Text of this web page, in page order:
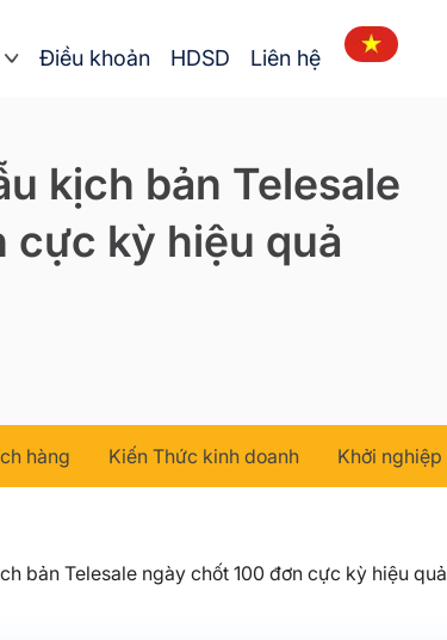
Điều khoản HDSD Liên hệ
kịch bản Telesale
cực kỳ hiệu quả
hàng Kiến Thức kinh doanh Khởi nghiệp
bản Telesale ngày chốt 100 đơn cực kỳ hiệu quả